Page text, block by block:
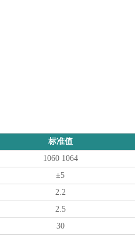
标准值
1060 1064
±5
2.2
2.5
30